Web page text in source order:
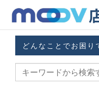
どんなことでお困り